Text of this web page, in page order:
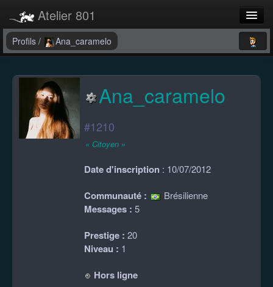
Atelier 801
Forums
Connexion
Langue
Profils / Ana_caramelo
Ana_caramelo
#1210
« Citoyen »
Date d'inscription : 10/07/2012
Communauté : Brésilienne
Messages : 5
Prestige : 20
Niveau : 1
Hors ligne